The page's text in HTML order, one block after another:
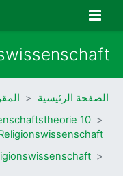
واجهة جانبية
الصفحة الرئيسية